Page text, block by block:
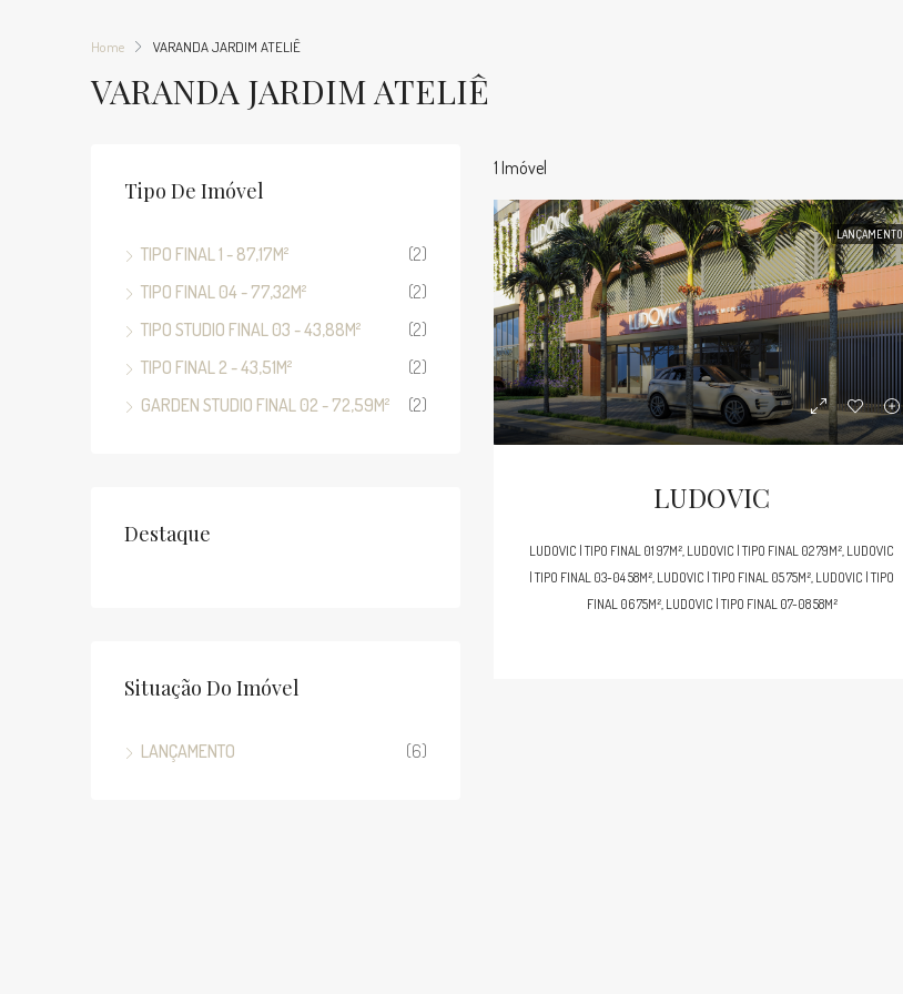
Home VARANDA JARDIM ATELIÊ
VARANDA JARDIM ATELIÊ
1 Imóvel
LANÇAMENTO
LUDOVIC
LUDOVIC | TIPO FINAL 01 97M², LUDOVIC | TIPO FINAL 02 79M², LUDOVIC
| TIPO FINAL 03-04 58M², LUDOVIC | TIPO FINAL 05 75M², LUDOVIC | TIPO
FINAL 06 75M², LUDOVIC | TIPO FINAL 07-08 58M²
Tipo De Imóvel
TIPO FINAL 1 - 87,17M²
(2)
TIPO FINAL 04 - 77,32M²
(2)
TIPO STUDIO FINAL 03 - 43,88M²
(2)
TIPO FINAL 2 - 43,51M²
(2)
GARDEN STUDIO FINAL 02 - 72,59M²
(2)
Destaque
Situação Do Imóvel
LANÇAMENTO (6)